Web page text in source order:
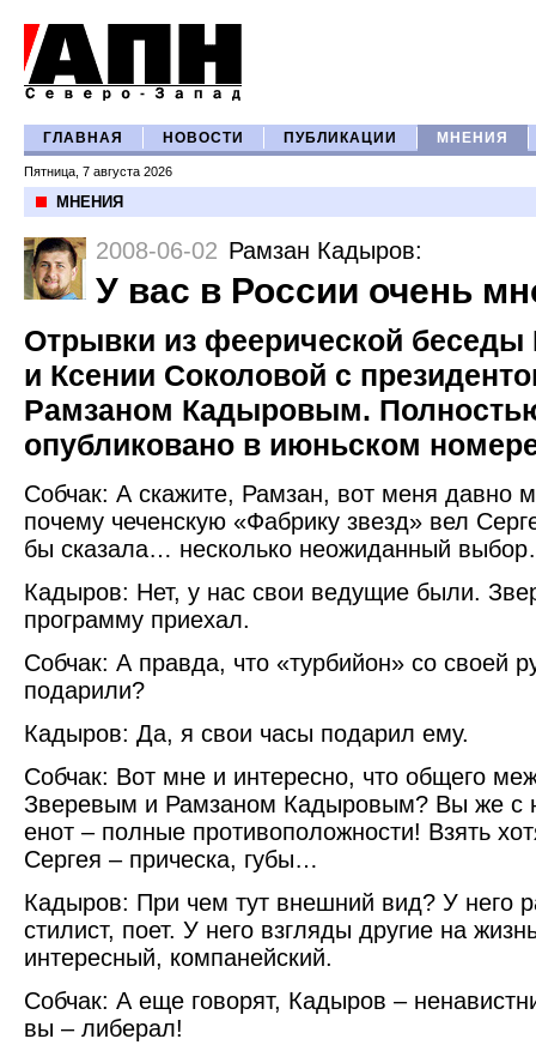
ГЛАВНАЯ НОВОСТИ ПУБЛИКАЦИИ МНЕНИЯ
Пятница, 7 августа 2026
МНЕНИЯ
2008-06-02 Рамзан Кадыров:
У вас в России очень
Отрывки из феерической беседы
и Ксении Соколовой с
Рамзаном Кадыровым.
опубликовано в июньском
Собчак: А скажите, Рамзан, вот меня давно
почему чеченскую «Фабрику звезд» вел
бы сказала… несколько неожиданный
Кадыров: Нет, у нас свои ведущие были.
программу приехал.
Собчак: А правда, что «турбийон» со своей
подарили?
Кадыров: Да, я свои часы подарил ему.
Собчак: Вот мне и интересно, что общего
Зверевым и Рамзаном Кадыровым? Вы же с
енот – полные противоположности! Взять
Сергея – прическа, губы…
Кадыров: При чем тут внешний вид? У него
стилист, поет. У него взгляды другие на
интересный, компанейский.
Собчак: А еще говорят, Кадыров –
вы – либерал!